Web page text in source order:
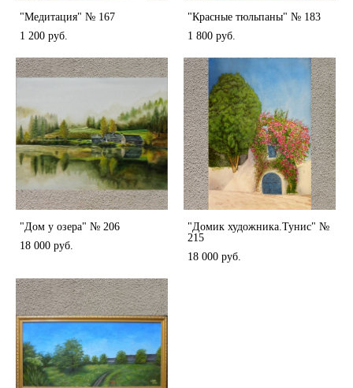
"Медитация" № 167
1 200 pуб.
"Красные тюльпаны" № 183
1 800 pуб.
"Дом у озера" № 206
18 000 pуб.
"Домик художника.Тунис" №
215
18 000 pуб.